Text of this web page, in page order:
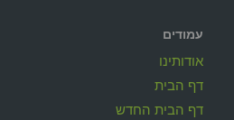
עמודים
אודותינו
דף הבית
דף הבית החדש